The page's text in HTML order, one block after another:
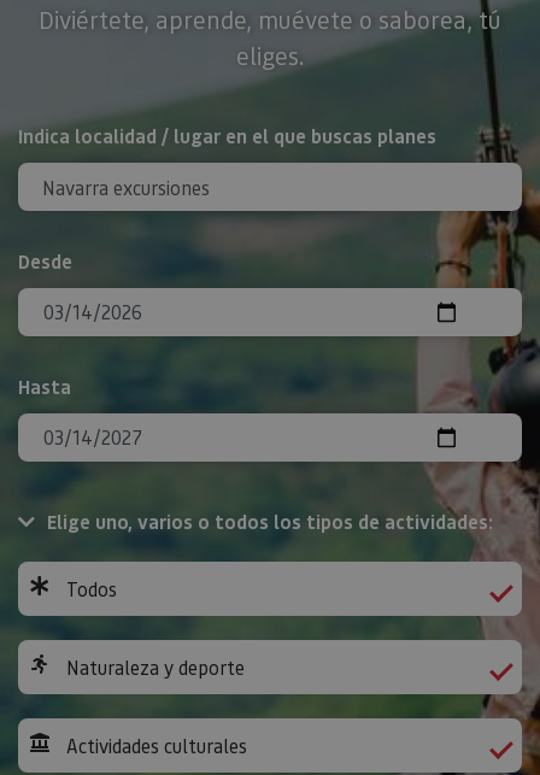
Diviértete, aprende, muévete o saborea, tú
eliges.
BUSCAR
Indica localidad / lugar en el que buscas planes
Desde
Hasta
Elige uno, varios o todos los tipos de actividades:
Todos
Naturaleza y deporte
Actividades culturales